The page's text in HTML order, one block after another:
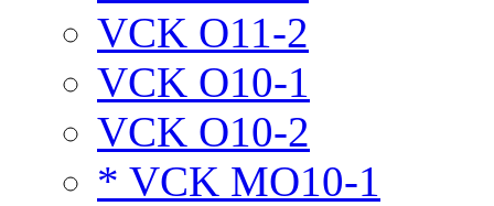
VCK O11-2
VCK O10-1
VCK O10-2
* VCK MO10-1